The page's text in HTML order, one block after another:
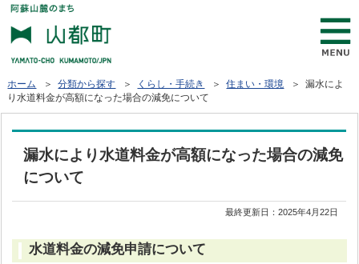
ホーム ＞分類から探す ＞ くらし・手続き ＞住まい・環境
＞ 漏水によ
り水道料金が高額になった場合の減免について
漏水により水道料金が高額になった場合の減免
について
最終更新日：2025年4月22日
水道料金の減免申請について